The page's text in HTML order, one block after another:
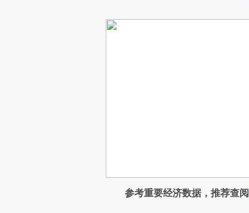
参考重要经济数据，推荐查阅